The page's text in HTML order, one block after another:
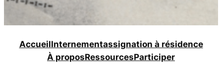
AccueilInternementassignation à résidence
À proposRessourcesParticiper